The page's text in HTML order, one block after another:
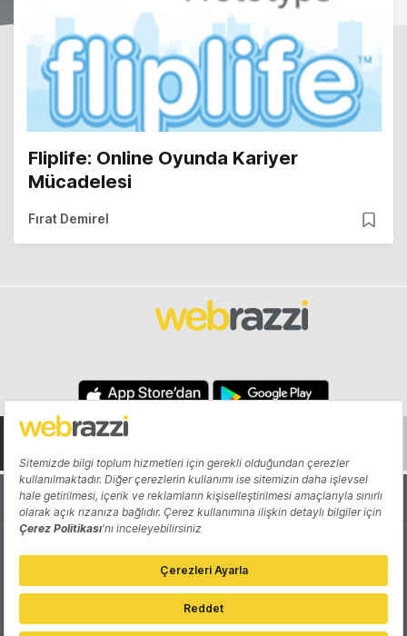
Fliplife: Online Oyunda Kariyer
Mücadelesi
Fırat Demirel
Hakkında Yazarlar
Katkıda Bulun Reklam